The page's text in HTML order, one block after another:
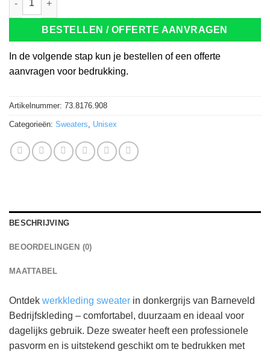
BESTELLEN / OFFERTE AANVRAGEN
In de volgende stap kun je bestellen of een offerte
aanvragen voor bedrukking.
Artikelnummer: 73.8176.908
Categorieën: Sweaters, Unisex
BESCHRIJVING
BEOORDELINGEN (0)
MAATTABEL
Ontdek werkkleding sweater in donkergrijs van Barneveld
Bedrijfskleding – comfortabel, duurzaam en ideaal voor
dagelijks gebruik. Deze sweater heeft een professionele
pasvorm en is uitstekend geschikt om te bedrukken met